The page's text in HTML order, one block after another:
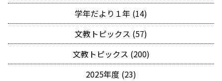
学年だより１年 (14)
文教トピックス (57)
文教トピックス (200)
2025年度 (23)